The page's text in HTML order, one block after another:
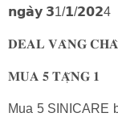
𝗻𝗴𝗮̀𝘆 𝟯1/𝟭/𝟮𝟬𝟮4
𝐃𝐄𝐀𝐋 𝐕𝐀̀𝐍𝐆
𝐌𝐔𝐀 𝟓 𝐓𝐀̣̆𝐍𝐆 𝟏
Mua 5 SINICARE